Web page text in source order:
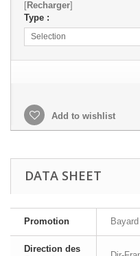
[Recharger]
Type :
Selection
Add to wishlist
DATA SHEET
Promotion
Direction des